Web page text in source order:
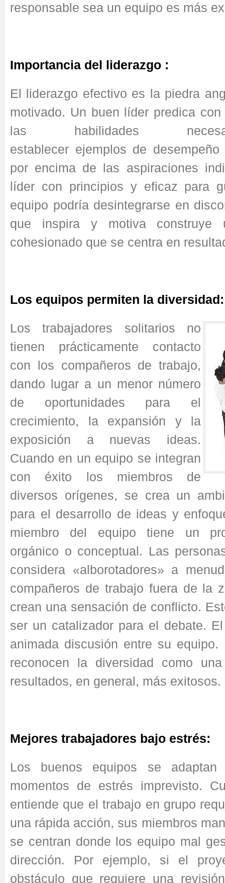
responsable sea un equipo es más
Importancia del liderazgo :
El liderazgo efectivo es la piedra
motivado. Un buen líder predica
las habilidades
establecer ejemplos de
por encima de las aspiraciones
líder con principios y eficaz para
equipo podría desintegrarse en
que inspira y motiva construye
cohesionado que se centra en
Los equipos permiten la diversidad:
Los trabajadores solitarios no
tienen prácticamente contacto
con los compañeros de trabajo,
dando lugar a un menor número
de oportunidades para el
crecimiento, la expansión y la
exposición a nuevas ideas.
Cuando en un equipo se integran
con éxito los miembros de
diversos orígenes, se crea un
para el desarrollo de ideas y
miembro del equipo tiene un
orgánico o conceptual. Las
considera «alborotadores» a
compañeros de trabajo fuera de la
crean una sensación de conflicto.
ser un catalizador para el debate.
animada discusión entre su equipo.
reconocen la diversidad como
resultados, en general, más exitosos.
Mejores trabajadores bajo estrés:
Los buenos equipos se adaptan
momentos de estrés imprevisto.
entiende que el trabajo en grupo
una rápida acción, sus miembros
se centran donde los equipo mal
dirección. Por ejemplo, si el
obstáculo que requiere una